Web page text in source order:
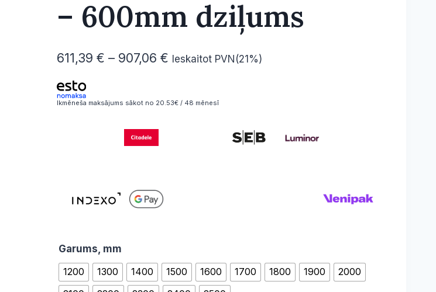
– 600mm dziļums
611,39 € – 907,06 €Price
611,39 €
Ieskaitot PVN(21%)
Ikmēneša maksājums sākot no 20.53€ / 48 mēnesī
Garums, mm
1200
1300 1400 1500 1600 1700 1800 1900
2000